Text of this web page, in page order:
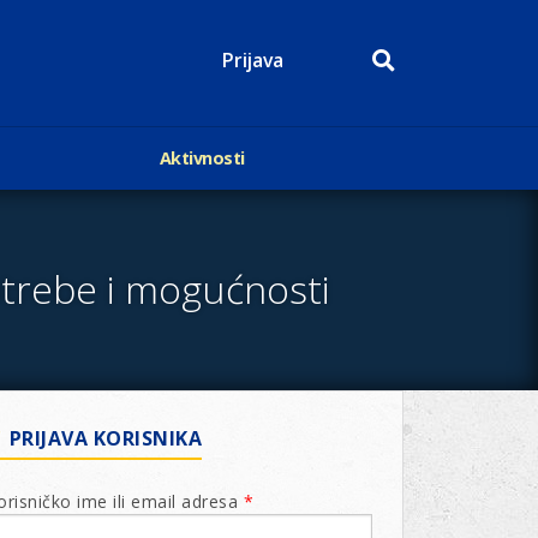
Prijava
Aktivnosti
Lions Magazin
i mogućnosti
PRIJAVA KORISNIKA
ime ili email adresa *